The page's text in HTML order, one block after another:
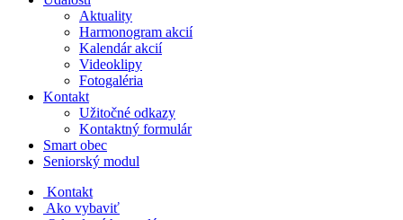
Aktuality
Harmonogram akcií
Kalendár akcií
Videoklipy
Fotogaléria
Kontakt
Užitočné odkazy
Kontaktný formulár
Smart obec
Seniorský modul
Kontakt
Ako vybaviť